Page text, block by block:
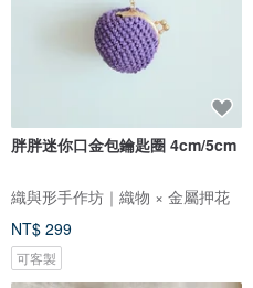
胖胖迷你口金包鑰匙圈 4cm/5cm
織與形手作坊｜織物 × 金屬押花
NT$ 299
可客製